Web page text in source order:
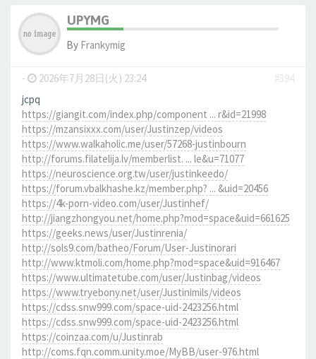
UPYMG
By Frankymig
- 2026年7月28日(火) 23:24
#394
jcpq
https://giangit.com/index.php/component ... r&id=21998
https://mzansixxx.com/user/Justinzep/videos
https://www.walkaholic.me/user/57268-justinbourn
http://forums.filatelija.lv/memberlist. ... le&u=71077
https://neuroscience.org.tw/user/justinkeedo/
https://forum.vbalkhashe.kz/member.php? ... &uid=20456
https://4k-porn-video.com/user/Justinhef/
http://jiangzhongyou.net/home.php?mod=space&uid=661625
https://geeks.news/user/Justinrenia/
http://sols9.com/batheo/Forum/User-Justinorari
http://www.ktmoli.com/home.php?mod=space&uid=916467
https://www.ultimatetube.com/user/Justinbag/videos
https://www.tryebony.net/user/Justinimils/videos
https://cdss.snw999.com/space-uid-2423256.html
https://cdss.snw999.com/space-uid-2423256.html
https://coinzaa.com/u/Justinrab
http://coms.fqn.comm.unity.moe/MyBB/user-976.html